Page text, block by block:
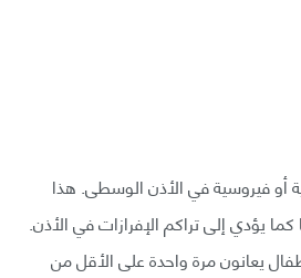
أو فيروسية في الأذن الوسطى. هذا
كما يؤدي إلى تراكم الإفرازات في الأذن.
الأطفال يعانون مرة واحدة على الأقل من